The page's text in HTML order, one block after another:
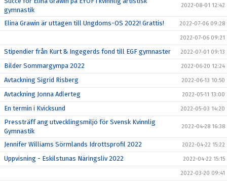
gymnastik
2022-08-01 12:42
Elina Grawin är uttagen till Ungdoms-OS 2022! Grattis! 2022-07-06 09:28
2022-07-06 09:21
Stipendier från Kurt & Ingegerds fond till EGF gymnaster 2022-07-01 09:13
Bilder Sommargympa 2022 2022-06-20 12:24
Avtackning Sigrid Risberg 2022-06-13 10:50
Avtackning Jonna Adlerteg 2022-05-11 13:00
En termin i Kvicksund 2022-05-03 14:20
Pressträff ang utvecklingsmiljö för Svensk Kvinnlig
Gymnastik
2022-04-28 16:38
Jennifer Williams Sörmlands Idrottsprofil 2022 2022-04-22 15:22
Uppvisning - Eskilstunas Näringsliv 2022 2022-04-22 15:15
2022-03-20 09:41